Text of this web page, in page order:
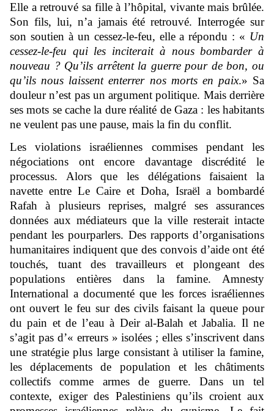
Elle a retrouvé sa fille à l’hôpital, vivante mais brûlée.
Son fils, lui, n’a jamais été retrouvé. Interrogée sur
son soutien à un cessez-le-feu, elle a répondu : « Un
cessez-le-feu qui les inciterait à nous bombarder à
nouveau ? Qu’ils arrêtent la guerre pour de bon, ou
qu’ils nous laissent enterrer nos morts en paix.» Sa
douleur n’est pas un argument politique. Mais derrière
ses mots se cache la dure réalité de Gaza : les habitants
ne veulent pas une pause, mais la fin du conflit.
Les violations israéliennes commises pendant les
négociations ont encore davantage discrédité le
processus. Alors que les délégations faisaient la
navette entre Le Caire et Doha, Israël a bombardé
Rafah à plusieurs reprises, malgré ses assurances
données aux médiateurs que la ville resterait intacte
pendant les pourparlers. Des rapports d’organisations
humanitaires indiquent que des convois d’aide ont été
touchés, tuant des travailleurs et plongeant des
populations entières dans la famine. Amnesty
International a documenté que les forces israéliennes
ont ouvert le feu sur des civils faisant la queue pour
du pain et de l’eau à Deir al-Balah et Jabalia. Il ne
s’agit pas d’« erreurs » isolées ; elles s’inscrivent dans
une stratégie plus large consistant à utiliser la famine,
les déplacements de population et les châtiments
collectifs comme armes de guerre. Dans un tel
contexte, exiger des Palestiniens qu’ils croient aux